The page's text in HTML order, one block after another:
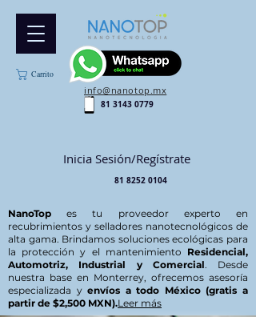
Carrito
info@nanotop.mx
81 3143 0779
Inicia Sesión/Regístrate
81 8252 0104
NanoTop es tu proveedor experto en
recubrimientos y selladores nanotecnológicos de
alta gama. Brindamos soluciones ecológicas para
la protección y el mantenimiento Residencial,
Automotriz, Industrial y Comercial. Desde
nuestra base en Monterrey, ofrecemos asesoría
especializada yenvíos a todo México (gratis a
partir de $2,500 MXN).Leer más